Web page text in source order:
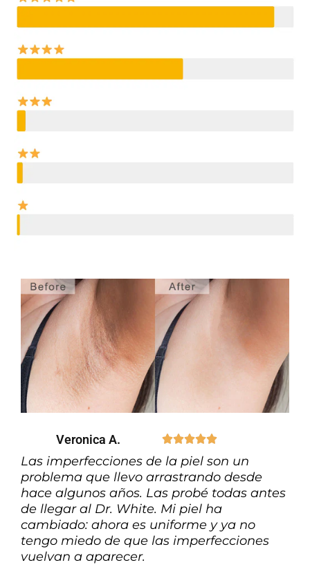
Veronica A. 
Las imperfecciones de la piel son un
problema que llevo arrastrando desde
hace algunos años. Las probé todas antes
de llegar al Dr. White. Mi piel ha
cambiado: ahora es uniforme y ya no
tengo miedo de que las imperfecciones
vuelvan a aparecer.